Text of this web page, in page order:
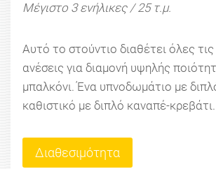
Μέγιστο 3 ενήλικες / 25 τ.μ.
Αυτό το στούντιο διαθέτει όλες
ανέσεις για διαμονή υψηλής
μπαλκόνι. Ένα υπνοδωμάτιο με
καθιστικό με διπλό καναπέ-κρεβάτι.
Διαθεσιμότητα